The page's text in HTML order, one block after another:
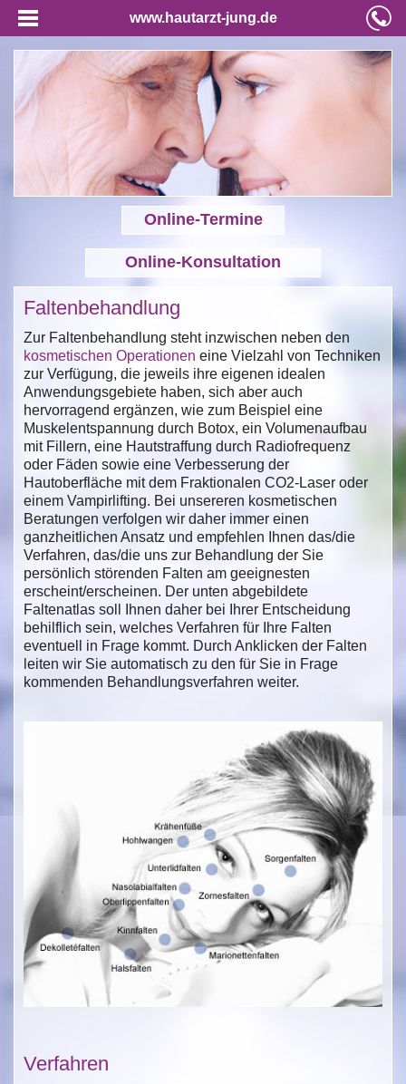
www.hautarzt-jung.de
Online-Termine
Online-Konsultation
Faltenbehandlung
Zur Faltenbehandlung steht inzwischen neben den
kosmetischen Operationen eine Vielzahl von Techniken
zur Verfügung, die jeweils ihre eigenen idealen
Anwendungsgebiete haben, sich aber auch
hervorragend ergänzen, wie zum Beispiel eine
Muskelentspannung durch Botox, ein Volumenaufbau
mit Fillern, eine Hautstraffung durch Radiofrequenz
oder Fäden sowie eine Verbesserung der
Hautoberfläche mit dem Fraktionalen CO2-Laser oder
einem Vampirlifting. Bei unsereren kosmetischen
Beratungen verfolgen wir daher immer einen
ganzheitlichen Ansatz und empfehlen Ihnen das/die
Verfahren, das/die uns zur Behandlung der Sie
persönlich störenden Falten am geeignesten
erscheint/erscheinen. Der unten abgebildete
Faltenatlas soll Ihnen daher bei Ihrer Entscheidung
behilflich sein, welches Verfahren für Ihre Falten
eventuell in Frage kommt. Durch Anklicken der Falten
leiten wir Sie automatisch zu den für Sie in Frage
kommenden Behandlungsverfahren weiter.
Verfahren